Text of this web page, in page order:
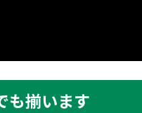
も揃います